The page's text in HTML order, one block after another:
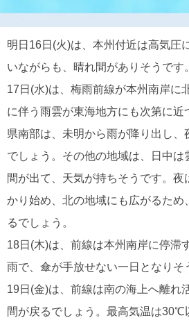
明日16日(火)は、本州付近は高気圧
いながらも、晴れ間がありそうです。
17日(水)は、梅雨前線が本州南岸に
に伴う雨雲が東海地方にも次第に近
県南部は、未明から雨が降り出し、
でしょう。その他の地域は、日中は
間が出て、天気が持ちそうです。
かり始め、北の地域にも広がるため
るでしょう。
18日(木)は、前線は本州南岸に停滞
雨で、傘が手放せない一日となりそ
19日(金)は、前線は南の海上へ離れ
間が戻るでしょう。最高気温は30℃